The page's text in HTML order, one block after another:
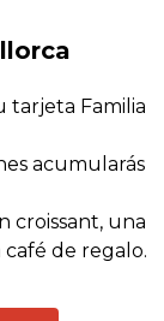
tarjeta Familia
acumularás
croissant, una
café de regalo.